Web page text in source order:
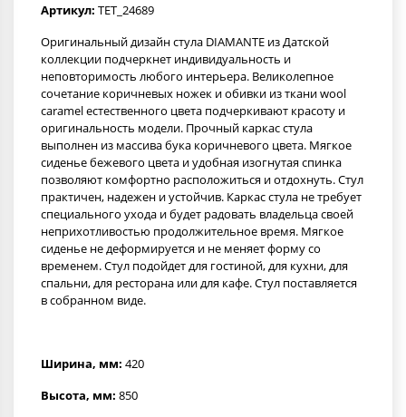
Артикул: TET_24689
Оригинальный дизайн стула DIAMANTE из Датской
коллекции подчеркнет индивидуальность и
неповторимость любого интерьера. Великолепное
сочетание коричневых ножек и обивки из ткани wool
caramel естественного цвета подчеркивают красоту и
оригинальность модели. Прочный каркас стула
выполнен из массива бука коричневого цвета. Мягкое
сиденье бежевого цвета и удобная изогнутая спинка
позволяют комфортно расположиться и отдохнуть. Стул
практичен, надежен и устойчив. Каркас стула не требует
специального ухода и будет радовать владельца своей
неприхотливостью продолжительное время. Мягкое
сиденье не деформируется и не меняет форму со
временем. Стул подойдет для гостиной, для кухни, для
спальни, для ресторана или для кафе. Стул поставляется
в собранном виде.
Ширина, мм: 420
Высота, мм: 850